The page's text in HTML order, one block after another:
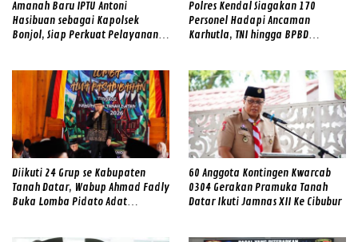
Amanah Baru IPTU Antoni
Hasibuan sebagai Kapolsek
Bonjol, Siap Perkuat Pelayanan
Polres Kendal Siagakan 170
Personel Hadapi Ancaman
Karhutla, TNI hingga BPBD
Diikuti 24 Grup se Kabupaten
Tanah Datar, Wabup Ahmad Fadly
Buka Lomba Pidato Adat
60 Anggota Kontingen Kwarcab
0304 Gerakan Pramuka Tanah
Datar Ikuti Jamnas XII Ke Cibubur